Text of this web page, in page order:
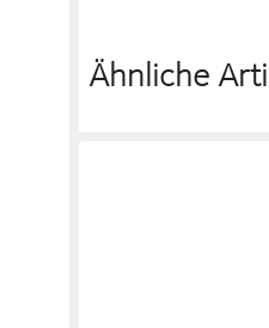
Ähnliche